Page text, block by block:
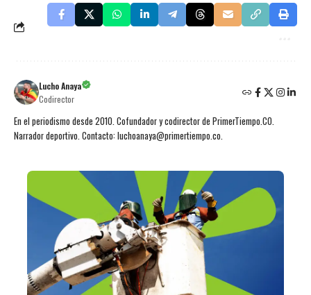
Lucho Anaya
Codirector
En el periodismo desde 2010. Cofundador y codirector de PrimerTiempo.CO.
Narrador deportivo. Contacto: luchoanaya@primertiempo.co.